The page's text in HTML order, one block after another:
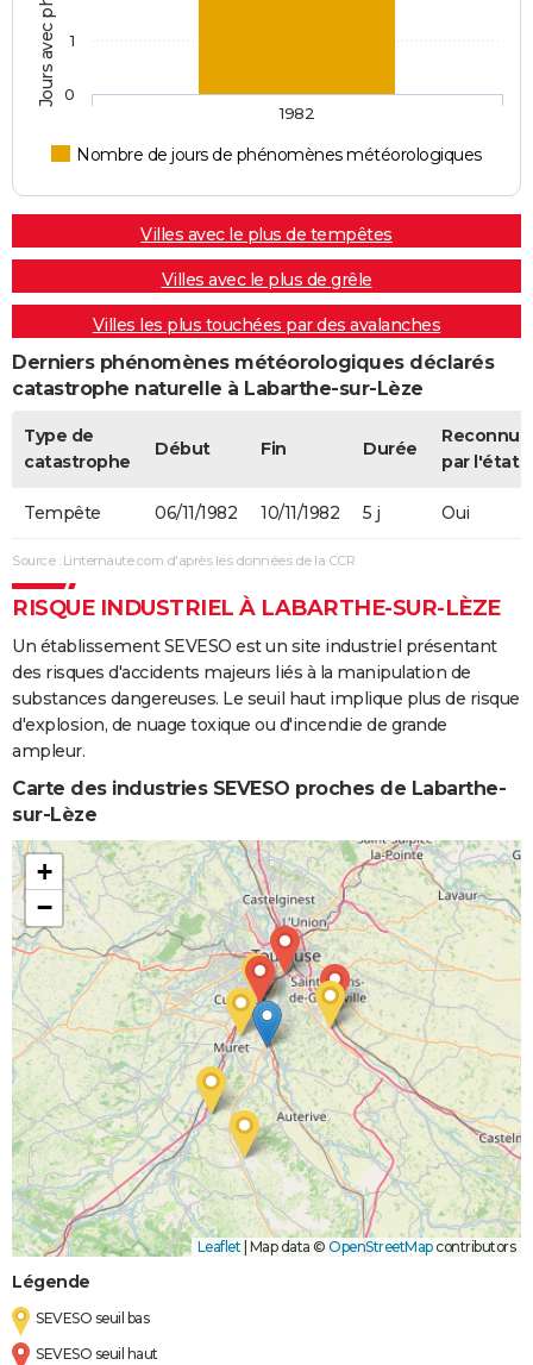
Nombre de jours de phénomènes météorologiques
1982
0
1
Villes avec le plus de tempêtes
Villes avec le plus de grêle
Villes les plus touchées par des avalanches
Derniers phénomènes météorologiques déclarés
catastrophe naturelle à Labarthe-sur-Lèze
Type de
catastrophe
Début Fin Durée
Reconnue
par l'état
Tempête 06/11/1982 10/11/1982 5 j Oui
Source : Linternaute.com d'après les données de la CCR
RISQUE INDUSTRIEL À LABARTHE-SUR-LÈZE
Un établissement SEVESO est un site industriel présentant
des risques d'accidents majeurs liés à la manipulation de
substances dangereuses. Le seuil haut implique plus de risque
d'explosion, de nuage toxique ou d'incendie de grande
ampleur.
Carte des industries SEVESO proches de Labarthe-
sur-Lèze
+
−
Leaflet Map data © OpenStreetMapcontributors
Légende
SEVESO seuil bas
SEVESO seuil haut